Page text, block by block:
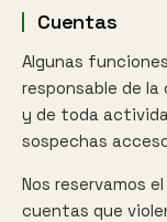
Cuentas
Algunas
responsable de
y de toda
sospechas
Nos reservamos
cuentas que